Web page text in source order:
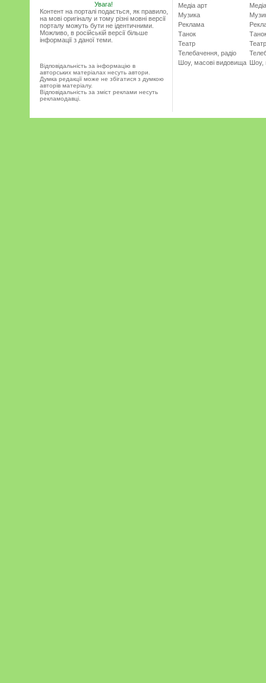
Увага!
Контент на порталі подається, як правило,
на мові оригіналу и тому різні мовні версії
порталу можуть бути не ідентичними.
Можливо, в російській версії більше
інформації з даної теми.
Відповідальність за інформацію в
авторських матеріалах несуть автори.
Думка редакції може не збігатися з думкою
авторів матеріалу.
Відповідальність за зміст реклами несуть
рекламодавці.
Медіа арт
Музика
Реклама
Танок
Театр
Телебачення, радіо
Шоу, масові видовища
Театр
Шоу,